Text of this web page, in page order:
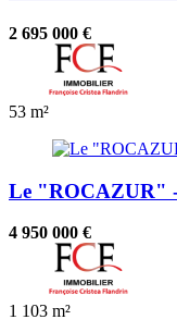
2 695 000 €
53 m²
Le "ROCAZUR"
4 950 000 €
1 103 m²